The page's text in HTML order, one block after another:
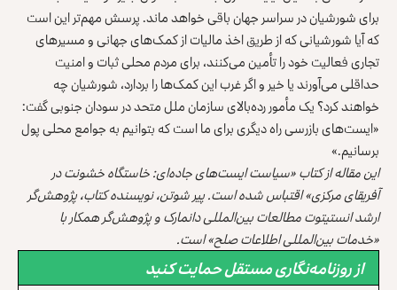
برای شورشیان در سراسر جهان باقی خواهد ماند. پرسش مهم‌تر این است
که آیا شورشیانی که از طریق اخذ مالیات از کمک‌های جهانی و مسیرهای
تجاری فعالیت خود را تأمین می‌کنند، برای مردم محلی ثبات و امنیت
حداقلی می‌آورند یا خیر و اگر غرب این کمک‌ها را بردارد، شورشیان چه
خواهند کرد؟ یک مأمور رده‌بالای سازمان ملل متحد در سودان جنوبی گفت:
«ایست‌های بازرسی راه دیگری برای ما است که بتوانیم به جوامع محلی پول
برسانیم.»
این مقاله از کتاب «سیاست ایست‌های جاده‌ای: خاستگاه خشونت در
آفریقای مرکزی» اقتباس شده است. پیر شوتن، نویسنده کتاب، پژوهش‌گر
ارشد انستیتوت مطالعات بین‌المللی دانمارک و پژوهش‌گر همکار با
«خدمات بین‌المللی اطلاعات صلح» است.
از روزنامه‌نگاری مستقل حمایت کنید